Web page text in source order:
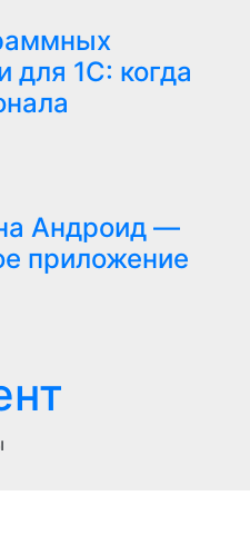
для 1С: когда
Андроид —
приложение